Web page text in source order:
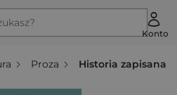
Konto
Proza Historia zapisana